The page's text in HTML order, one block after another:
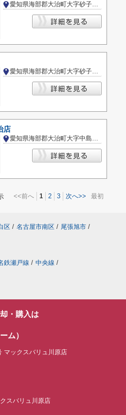
愛知県海部郡大治町大字砂子字尾崎
愛知県海部郡大治町大字砂子字中割
店
愛知県海部郡大治町大字中島字中田
<<前へ 1 2 3 次へ>> 最初
区 / 名古屋市南区 / 尾張旭市 /
鉄瀬戸線 / 中央線 /
・購入は
ム）
マックスバリュ川原店
スバリュ川原店